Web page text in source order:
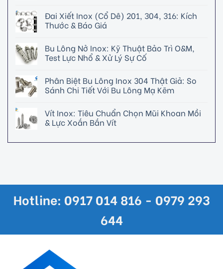
Đai Xiết Inox (Cổ Dê) 201, 304, 316: Kích
Thước & Báo Giá
Bu Lông Nở Inox: Kỹ Thuật Bảo Trì O&M,
Test Lực Nhổ & Xử Lý Sự Cố
Phân Biệt Bu Lông Inox 304 Thật Giả: So
Sánh Chi Tiết Với Bu Lông Mạ Kẽm
Vít Inox: Tiêu Chuẩn Chọn Mũi Khoan Mồi
& Lực Xoắn Bắn Vít
Hotline: 0917 014 816 - 0979 293
644